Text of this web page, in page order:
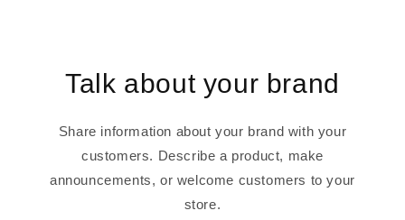
Talk about your brand
Share information about your brand with your
customers. Describe a product, make
announcements, or welcome customers to your
store.